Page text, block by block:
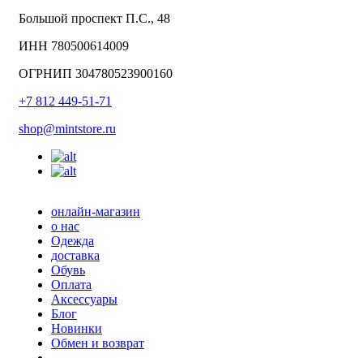
Большой проспект П.С., 48
ИНН 780500614009
ОГРНИП 304780523900160
+7 812 449-51-71
shop@mintstore.ru
онлайн-магазин
о нас
Одежда
доставка
Обувь
Оплата
Аксессуары
Блог
Новинки
Обмен и возврат